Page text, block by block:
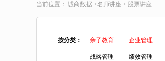
当前位置： 诚商数据 >名师讲座 > 股票讲座
按分类： 亲子教育 企业管理
战略管理 绩效管理